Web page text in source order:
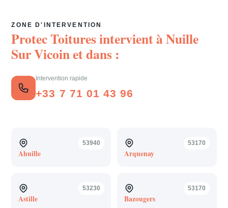
ZONE D'INTERVENTION
Protec Toitures intervient àNuille
Sur Vicoinet dans :
Intervention rapide
+33 7 71 01 43 96
53940
Ahuille
53170
Arquenay
53230
Astille
53170
Bazougers